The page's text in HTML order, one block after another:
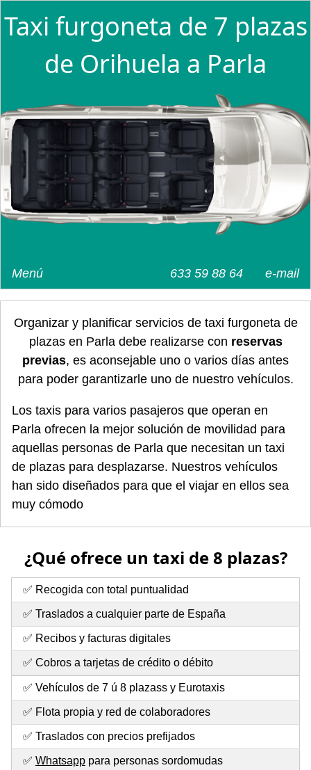
Taxi furgoneta de 7 plazas
de Orihuela a Parla
e-mail
633 59 88 64
Menú
Organizar y planificar servicios de taxi furgoneta de
plazas en Parla debe realizarse con reservas
previas, es aconsejable uno o varios días antes
para poder garantizarle uno de nuestro vehículos.
Los taxis para varios pasajeros que operan en
Parla ofrecen la mejor solución de movilidad para
aquellas personas de Parla que necesitan un taxi
de plazas para desplazarse. Nuestros vehículos
han sido diseñados para que el viajar en ellos sea
muy cómodo
¿Qué ofrece un taxi de 8 plazas?
✅ Recogida con total puntualidad
✅ Traslados a cualquier parte de España
✅ Recibos y facturas digitales
✅ Cobros a tarjetas de crédito o débito
✅ Vehículos de 7 ú 8 plazass y Eurotaxis
✅ Flota propia y red de colaboradores
✅ Traslados con precios prefijados
✅ Whatsapp para personas sordomudas